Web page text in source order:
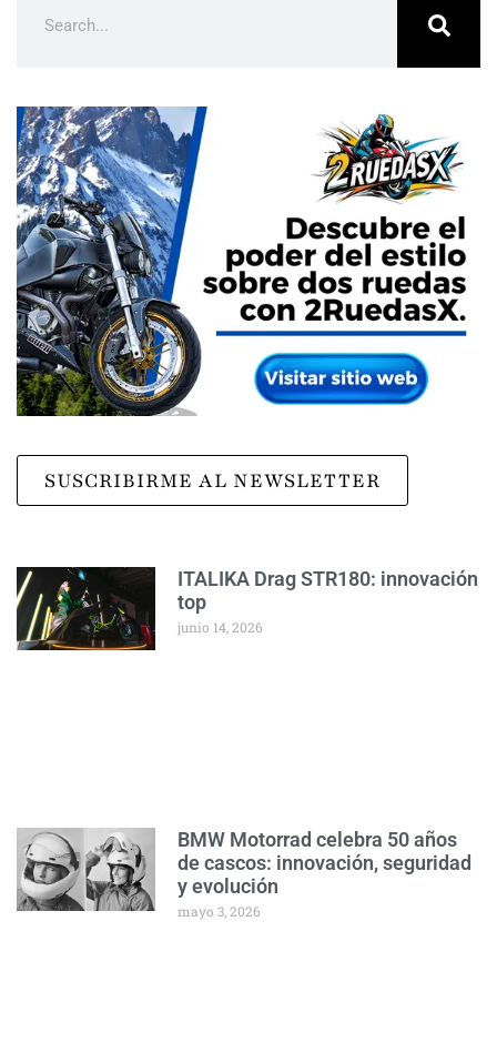
SUSCRIBIRME AL NEWSLETTER
ITALIKA Drag STR180: innovación
top
junio 14, 2026
BMW Motorrad celebra 50 años
de cascos: innovación, seguridad
y evolución
mayo 3, 2026